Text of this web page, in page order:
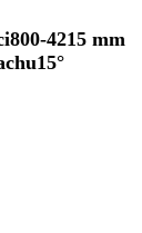
800-4215 mm
15°